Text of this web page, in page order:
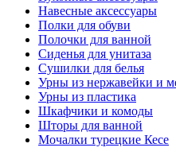
Навесные аксессуары
Полки для обуви
Полочки для ванной
Сиденья для унитаза
Сушилки для белья
Урны из нержавейки и
Урны из пластика
Шкафчики и комоды
Шторы для ванной
Мочалки турецкие Кесе